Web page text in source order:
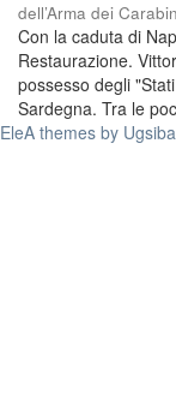
dell’Arma dei
Con la caduta di
Restaurazione.
possesso degli
Sardegna. Tra le
EleA themes by Ugsiba